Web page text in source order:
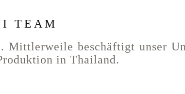
TEAM
Mittlerweile beschäftigt unser
in Thailand.